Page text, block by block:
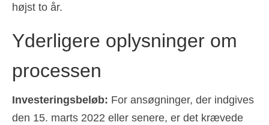
højst to år.
Yderligere oplysninger om
processen
Investeringsbeløb: For ansøgninger, der indgives
den 15. marts 2022 eller senere, er det krævede